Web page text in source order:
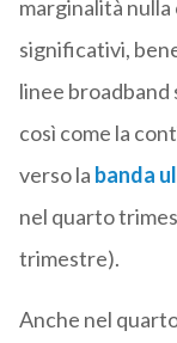
marginalità
significativi,
linee broadband
così come la
verso la banda
nel quarto
trimestre).
Anche nel